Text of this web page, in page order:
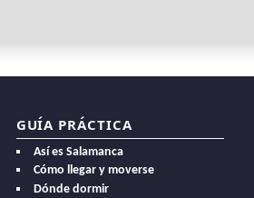
GUÍA PRÁCTICA
Así es Salamanca
Cómo llegar y moverse
Dónde dormir